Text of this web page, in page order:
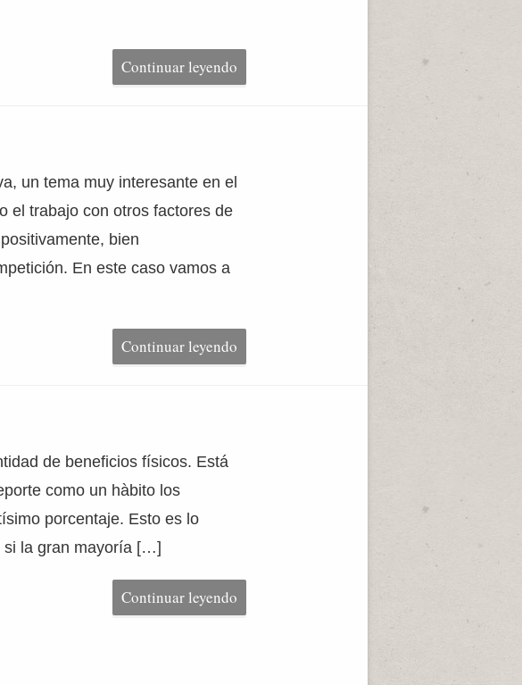
Continuar leyendo
un tema muy interesante en el
el trabajo con otros factores de
bien
En este caso vamos a
Continuar leyendo
de beneficios físicos. Está
como un hàbito los
porcentaje. Esto es lo
si la gran mayoría […]
Continuar leyendo